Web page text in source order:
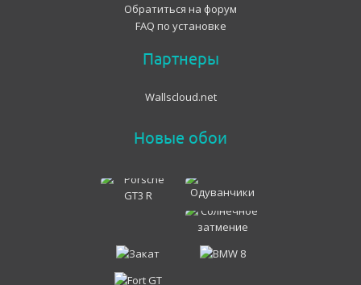
Обратиться на форум
FAQ по установке
Партнеры
Wallscloud.net
Новые обои